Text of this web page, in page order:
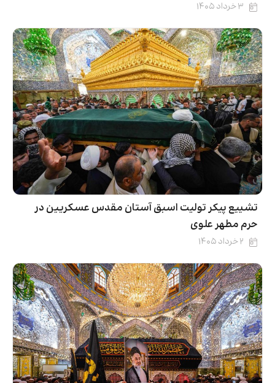
۳ خرداد ۱۴۰۵
تشییع پیکر تولیت اسبق آستان مقدس عسکریین در
حرم مطهر علوی
۲ خرداد ۱۴۰۵